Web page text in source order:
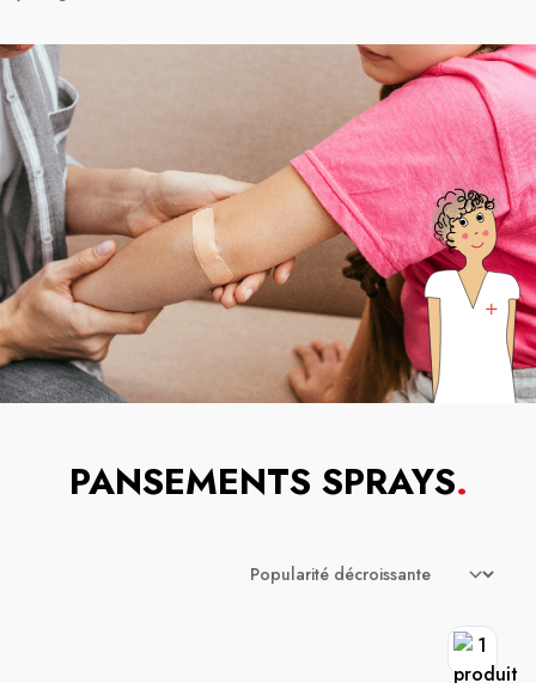
PANSEMENTS SPRAYS.